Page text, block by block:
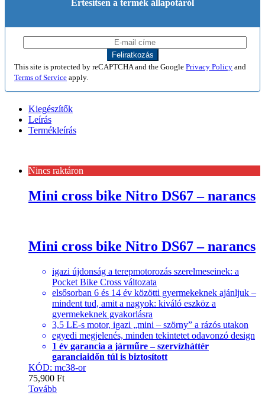
Értesítsen a termék állapotáról
This site is protected by reCAPTCHA and the Google Privacy Policy and
Terms of Service apply.
Kiegészítők
Leírás
Termékleírás
Nincs raktáron
Mini cross bike Nitro DS67 – narancs
Mini cross bike Nitro DS67 – narancs
igazi újdonság a terepmotorozás szerelmeseinek: a
Pocket Bike Cross változata
elsősorban 6 és 14 év közötti gyermekeknek ajánljuk –
mindent tud, amit a nagyok: kiváló eszköz a
gyermekeknek gyakorlásra
3,5 LE-s motor, igazi „mini – szörny” a rázós utakon
egyedi megjelenés, minden tekintetet odavonzó design
1 év garancia a járműre – szervízháttér
garanciaidőn túl is biztosított
KÓD: mc38-or
75,900 Ft
Tovább